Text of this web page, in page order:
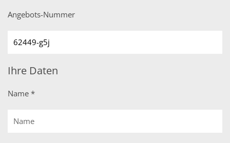
Angebots-Nummer
Ihre Daten
Name *